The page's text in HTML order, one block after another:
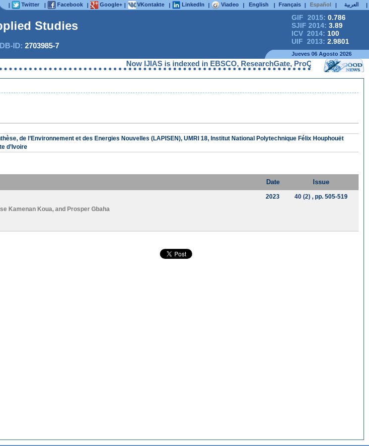
| Twitter | Facebook | Google+ | VKontakte | LinkedIn | Viadeo | English | Français | Español | العربية |
GIF 2015: 0.786
SJIF 2014: 3.89
ICV 2014: 100
UIF 2013: 2.9801
Studies
ID: 2703985-7
Jueves 06 Agosto 2026
Now IJIAS is indexed in EBSCO, ResearchGate, ProQuest, Chemical
de l’Environnement et des Energies Nouvelles (LAPISEN), UMRI 18, Institut National Polytechnique Félix Houphouët
d’Ivoire
Date Issue
Kamenan Koua, and Prosper Gbaha
2023 40 (2), pp. 505-519